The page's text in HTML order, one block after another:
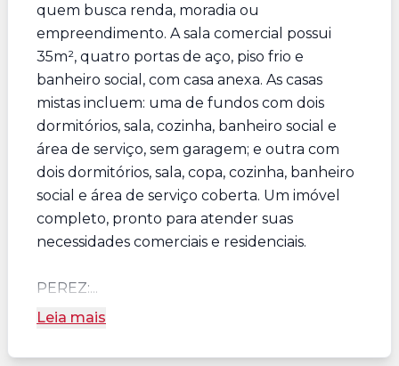
quem busca renda, moradia ou
empreendimento. A sala comercial possui
35m², quatro portas de aço, piso frio e
banheiro social, com casa anexa. As casas
mistas incluem: uma de fundos com dois
dormitórios, sala, cozinha, banheiro social e
área de serviço, sem garagem; e outra com
dois dormitórios, sala, copa, cozinha, banheiro
social e área de serviço coberta. Um imóvel
completo, pronto para atender suas
necessidades comerciais e residenciais.
PEREZ:...
Leia mais